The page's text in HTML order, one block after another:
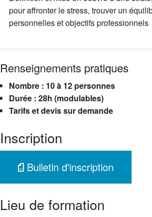
pour affronter le stress, trouver un
personnelles et objectifs professionnels
Renseignements pratiques
Nombre : 10 à 12 personnes
Durée : 28h (modulables)
Tarifs et devis sur demande
Inscription
Bulletin d'inscription
Lieu de formation